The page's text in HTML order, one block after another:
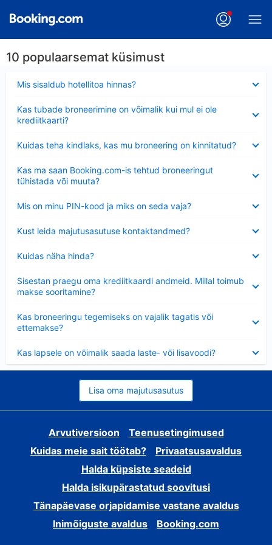
10 populaarsemat küsimust
Mis sisaldub hotellitoa hinnas?
Kas tubade broneerimine on võimalik kui mul ei ole
krediitkaarti?
Kuidas teha kindlaks, kas mu broneering on kinnitatud?
Kas ma saan Booking.com-is tehtud broneeringut
tühistada või muuta?
Mis on minu PIN-kood ja miks on seda vaja?
Kust leida majutusasutuse kontaktandmed?
Kuidas näha hinda?
Sisestan praegu oma krediitkaardi andmeid. Millal toimub
makse sooritamine?
Kas broneeringu tegemiseks on vajalik tagatis või
ettemakse?
Kas lapsele on võimalik saada laste- või lisavoodi?
Lisa oma majutusasutus
Arvutiversioon
Teenusetingimused
Kuidas meie sait töötab?
Privaatsusavaldus
Halda küpsiste seadeid
Halda isikupärastatud soovitusi
Tänapäevase orjapidamise vastane avaldus
Inimõiguste avaldus
Booking.com